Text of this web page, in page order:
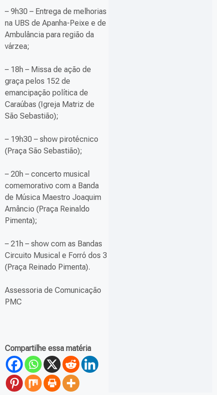
– 9h30 – Entrega de melhorias
na UBS de Apanha-Peixe e de
Ambulância para região da
várzea;
– 18h – Missa de ação de
graça pelos 152 de
emancipação política de
Caraúbas (Igreja Matriz de
São Sebastião);
– 19h30 – show pirotécnico
(Praça São Sebastião);
– 20h – concerto musical
comemorativo com a Banda
de Música Maestro Joaquim
Amâncio (Praça Reinaldo
Pimenta);
– 21h – show com as Bandas
Circuito Musical e Forró dos 3
(Praça Reinado Pimenta).
Assessoria de Comunicação
PMC
Compartilhe essa matéria